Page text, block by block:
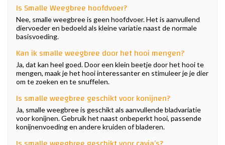
Is Smalle Weegbree hoofdvoer?
Nee, smalle weegbree is geen hoofdvoer. Het is aanvullend
diervoeder en bedoeld als kleine variatie naast de normale
basisvoeding.
Kan ik smalle weegbree door het hooi mengen?
Ja, dat kan heel goed. Door een klein beetje door het hooi te
mengen, maak je het hooi interessanter en stimuleer je je dier
om te zoeken en te snuffelen.
Is smalle weegbree geschikt voor konijnen?
Ja, smalle weegbree is geschikt als aanvullende bladvariatie
voor konijnen. Gebruik het naast onbeperkt hooi, passende
konijnenvoeding en andere kruiden of bladeren.